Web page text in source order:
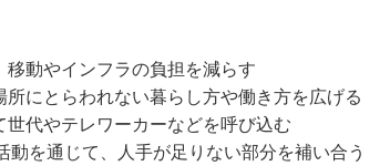
移動やインフラの負担を減らす
にとらわれない暮らし方や働き方を広げる
世代やテレワーカーなどを呼び込む
動を通じて、人手が足りない部分を補い合う